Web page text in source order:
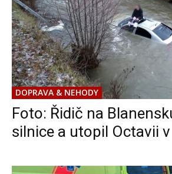
DOPRAVA & NEHODY
Foto: Řidič na
silnice a utopil Octavii